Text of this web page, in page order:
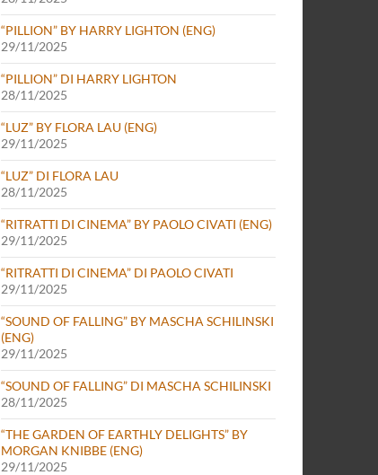
“PILLION” BY HARRY LIGHTON (ENG)
29/11/2025
“PILLION” DI HARRY LIGHTON
28/11/2025
“LUZ” BY FLORA LAU (ENG)
29/11/2025
“LUZ” DI FLORA LAU
28/11/2025
“RITRATTI DI CINEMA” BY PAOLO CIVATI (ENG)
29/11/2025
“RITRATTI DI CINEMA” DI PAOLO CIVATI
29/11/2025
“SOUND OF FALLING” BY MASCHA SCHILINSKI
(ENG)
29/11/2025
“SOUND OF FALLING” DI MASCHA SCHILINSKI
28/11/2025
“THE GARDEN OF EARTHLY DELIGHTS” BY
MORGAN KNIBBE (ENG)
29/11/2025